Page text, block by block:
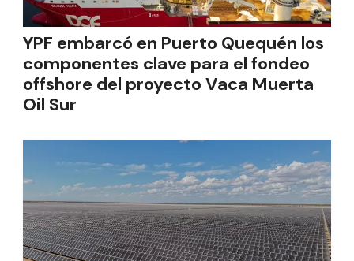
YPF embarcó en Puerto Quequén los
componentes clave para el fondeo
offshore del proyecto Vaca Muerta
Oil Sur